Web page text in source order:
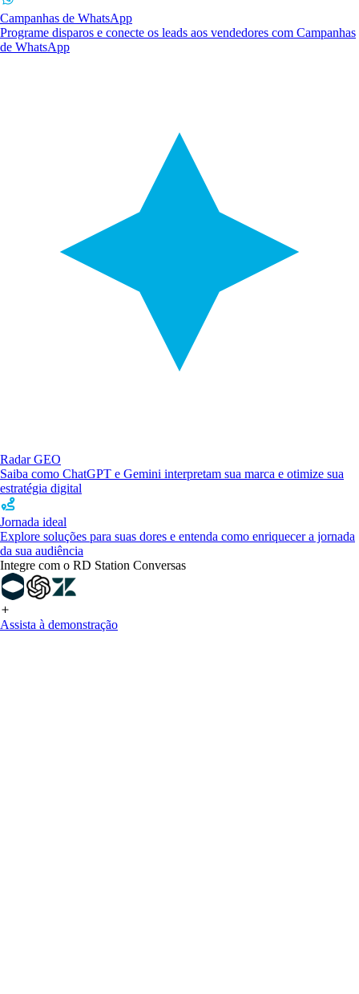
Campanhas de WhatsApp
Programe disparos e conecte os leads aos vendedores com Campanhas
de WhatsApp
Radar GEO
Saiba como ChatGPT e Gemini interpretam sua marca e otimize sua
estratégia digital
Jornada ideal
Explore soluções para suas dores e entenda como enriquecer a jornada
da sua audiência
Integre com o RD Station Conversas
Assista à demonstração